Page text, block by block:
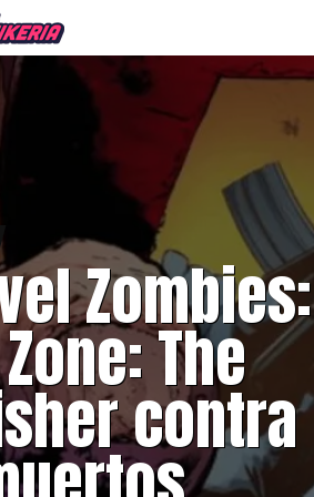
Zombies:
The